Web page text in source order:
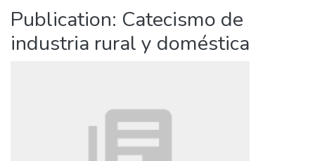
Statistics
Publication: Catecismo de
industria rural y doméstica